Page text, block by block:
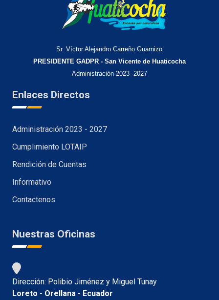
Sr. Víctor Alejandro Carreño Guarnizo.
PRESIDENTE GADPR - San Vicente de Huaticocha
Administración 2023 -2027
Enlaces Directos
Administración 2023 - 2027
Cumplimiento LOTAIP
Rendición de Cuentas
Informativo
Contactenos
Nuestras Oficinas
Dirección: Polibio Jiménez y Miguel Tunay
Loreto - Orellana - Ecuador